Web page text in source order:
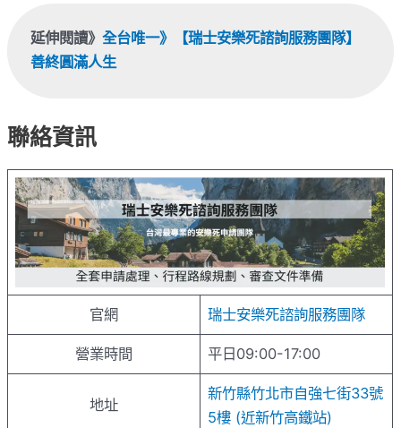
延伸閱讀》全台唯一》【瑞士安樂死諮詢服務團隊】
善終圓滿人生
聯絡資訊
官網 瑞士安樂死諮詢服務團隊
營業時間 平日09:00-17:00
地址
新竹縣竹北市自強七街33號
5樓 (近新竹高鐵站)